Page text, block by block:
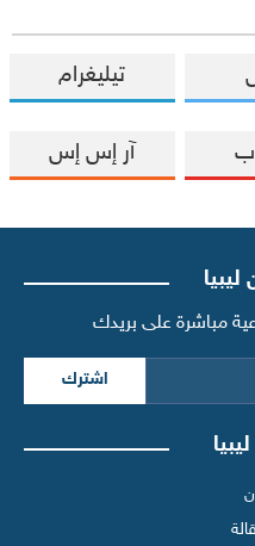
تيليغرام
آر إس إس
مباشرة على بريدك
اشترك